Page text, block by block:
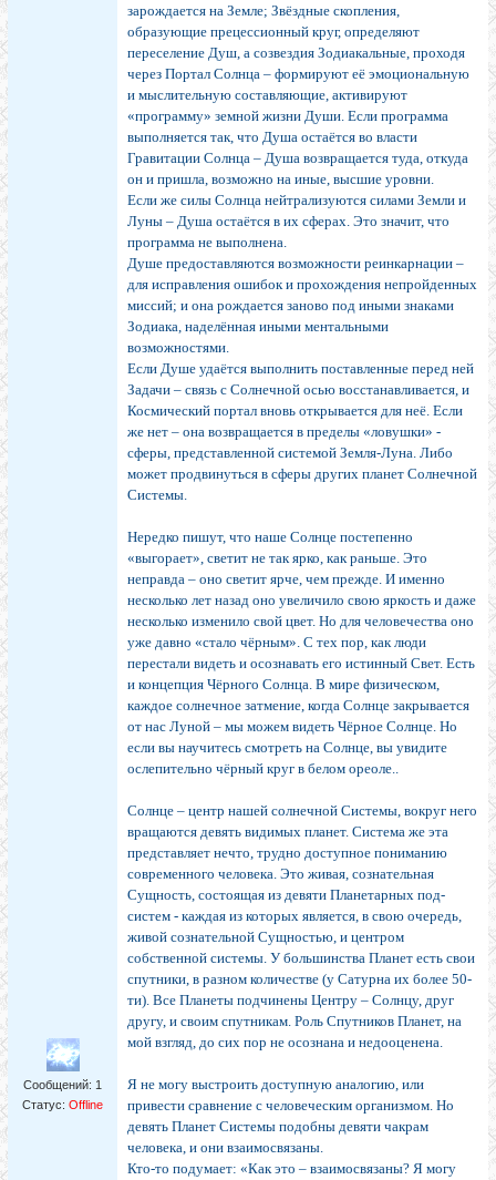
Сообщений: 1
Статус: Offline
зарождается на Земле; Звёздные скопления,
образующие прецессионный круг, определяют
переселение Душ, а созвездия Зодиакальные, проходя
через Портал Солнца – формируют её эмоциональную
и мыслительную составляющие, активируют
«программу» земной жизни Души. Если программа
выполняется так, что Душа остаётся во власти
Гравитации Солнца – Душа возвращается туда, откуда
он и пришла, возможно на иные, высшие уровни.
Если же силы Солнца нейтрализуются силами Земли и
Луны – Душа остаётся в их сферах. Это значит, что
программа не выполнена.
Душе предоставляются возможности реинкарнации –
для исправления ошибок и прохождения непройденных
миссий; и она рождается заново под иными знаками
Зодиака, наделённая иными ментальными
возможностями.
Если Душе удаётся выполнить поставленные перед ней
Задачи – связь с Солнечной осью восстанавливается, и
Космический портал вновь открывается для неё. Если
же нет – она возвращается в пределы «ловушки» -
сферы, представленной системой Земля-Луна. Либо
может продвинуться в сферы других планет Солнечной
Системы.
Нередко пишут, что наше Солнце постепенно
«выгорает», светит не так ярко, как раньше. Это
неправда – оно светит ярче, чем прежде. И именно
несколько лет назад оно увеличило свою яркость и даже
несколько изменило свой цвет. Но для человечества оно
уже давно «стало чёрным». С тех пор, как люди
перестали видеть и осознавать его истинный Свет. Есть
и концепция Чёрного Солнца. В мире физическом,
каждое солнечное затмение, когда Солнце закрывается
от нас Луной – мы можем видеть Чёрное Солнце. Но
если вы научитесь смотреть на Солнце, вы увидите
ослепительно чёрный круг в белом ореоле..
Солнце – центр нашей солнечной Системы, вокруг него
вращаются девять видимых планет. Система же эта
представляет нечто, трудно доступное пониманию
современного человека. Это живая, сознательная
Сущность, состоящая из девяти Планетарных под-
систем - каждая из которых является, в свою очередь,
живой сознательной Сущностью, и центром
собственной системы. У большинства Планет есть свои
спутники, в разном количестве (у Сатурна их более 50-
ти). Все Планеты подчинены Центру – Солнцу, друг
другу, и своим спутникам. Роль Спутников Планет, на
мой взгляд, до сих пор не осознана и недооценена.
Я не могу выстроить доступную аналогию, или
привести сравнение с человеческим организмом. Но
девять Планет Системы подобны девяти чакрам
человека, и они взаимосвязаны.
Кто-то подумает: «Как это – взаимосвязаны? Я могу